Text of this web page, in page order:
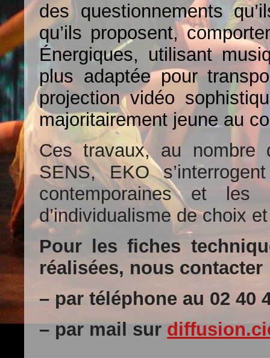
des questionnements
qu’ils proposent,
Énergiques, utilisant
plus adaptée pour
projection vidéo
majoritairement jeune au
Ces travaux, au
SENS, EKO
contemporaines et
d’individualisme de choix
Pour les fiches
réalisées, nous contacter
– par téléphone au 02 40
– par mail sur